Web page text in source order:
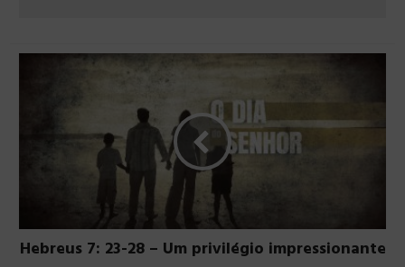
Hebreus 7: 23-28 – Um privilégio impressionante